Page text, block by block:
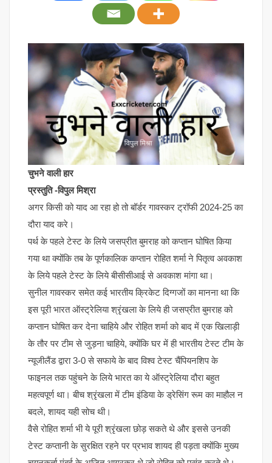
चुभने वाली हार
प्रस्तुति -विपुल मिश्रा
अगर किसी को याद आ रहा हो तो बॉर्डर गावस्कर ट्रॉफी 2024-25 का
दौरा याद करे।
पर्थ के पहले टेस्ट के लिये जसप्रीत बुमराह को कप्तान घोषित किया
गया था क्योंकि तब के पूर्णकालिक कप्तान रोहित शर्मा ने पितृत्व अवकाश
के लिये पहले टेस्ट के लिये बीसीसीआई से अवकाश मांगा था।
सुनील गावस्कर समेत कई भारतीय क्रिकेट दिग्गजों का मानना था कि
इस पूरी भारत ऑस्ट्रेलिया श्रृंखला के लिये ही जसप्रीत बुमराह को
कप्तान घोषित कर देना चाहिये और रोहित शर्मा को बाद में एक खिलाड़ी
के तौर पर टीम से जुड़ना चाहिये, क्योंकि घर में ही भारतीय टेस्ट टीम के
न्यूजीलैंड द्वारा 3-0 से सफाये के बाद विश्व टेस्ट चैंपियनशिप के
फाइनल तक पहुंचने के लिये भारत का ये ऑस्ट्रेलिया दौरा बहुत
महत्वपूर्ण था। बीच श्रृंखला में टीम इंडिया के ड्रेसिंग रूम का माहौल न
बदले, शायद यही सोच थी।
वैसे रोहित शर्मा भी ये पूरी श्रृंखला छोड़ सकते थे और इससे उनकी
टेस्ट कप्तानी के सुरक्षित रहने पर प्रभाव शायद ही पड़ता क्योंकि मुख्य